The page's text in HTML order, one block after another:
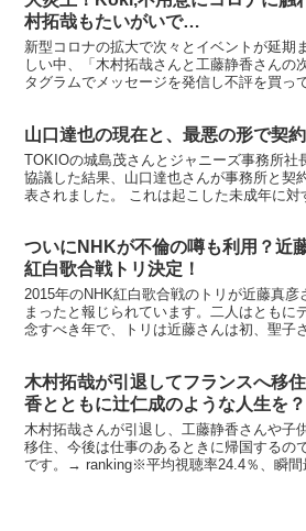
村拓哉もたいがいで…
新型コロナの拡大で次々とイベントが延期
しい中、「木村拓哉さんと工藤静香さんの
タグラムでメッセージを発信し不評を買っ
山口達也の現在と、最悪の形で契
TOKIOの城島茂さんとジャニーズ事務所社
協議した結果、山口達也さんが事務所と契
表されました。 これは起こした未成年に対
ついにNHKが不倫の噂も利用？近
紅白歌合戦トリ決定！
2015年のNHK紅白歌合戦のトリが近藤真
まったと報じられています。二人はともに
念すべき年で、トリは近藤さんは初、聖子
木村拓哉が引退してフランスへ移
香とともに辻仁成のような人生を？
木村拓哉さんが引退し、工藤静香さんや子
移住、今後は仕事のあるときに帰国するの
です。→ ranking※平均視聴率24.4％、瞬間